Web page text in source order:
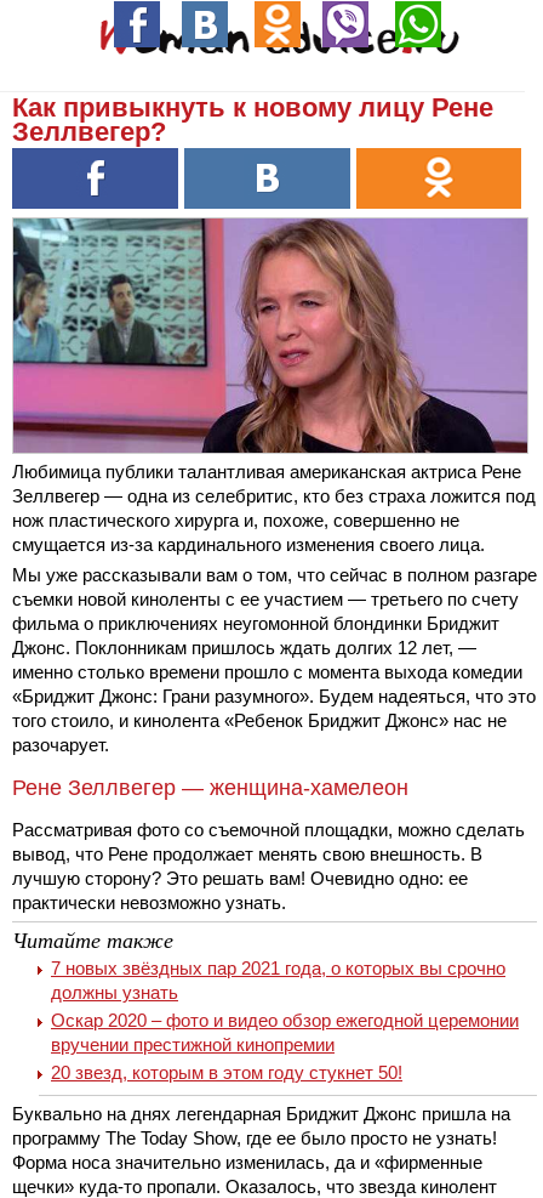
Как привыкнуть к новому лицу Рене
Зеллвегер?
Любимица публики талантливая американская актриса Рене
Зеллвегер — одна из селебритис, кто без страха ложится под
нож пластического хирурга и, похоже, совершенно не
смущается из-за кардинального изменения своего лица.
Мы уже рассказывали вам о том, что сейчас в полном разгаре
съемки новой киноленты с ее участием — третьего по счету
фильма о приключениях неугомонной блондинки Бриджит
Джонс. Поклонникам пришлось ждать долгих 12 лет, —
именно столько времени прошло с момента выхода комедии
«Бриджит Джонс: Грани разумного». Будем надеяться, что это
того стоило, и кинолента «Ребенок Бриджит Джонс» нас не
разочарует.
Рене Зеллвегер — женщина-хамелеон
Рассматривая фото со съемочной площадки, можно сделать
вывод, что Рене продолжает менять свою внешность. В
лучшую сторону? Это решать вам! Очевидно одно: ее
практически невозможно узнать.
Читайте также
7 новых звёздных пар 2021 года, о которых вы срочно
должны узнать
Оскар 2020 – фото и видео обзор ежегодной церемонии
вручении престижной кинопремии
20 звезд, которым в этом году стукнет 50!
Буквально на днях легендарная Бриджит Джонс пришла на
программу The Today Show, где ее было просто не узнать!
Форма носа значительно изменилась, да и «фирменные
щечки» куда-то пропали. Оказалось, что звезда кинолент